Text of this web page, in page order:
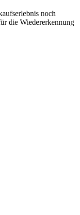
noch
die Wiedererkennung